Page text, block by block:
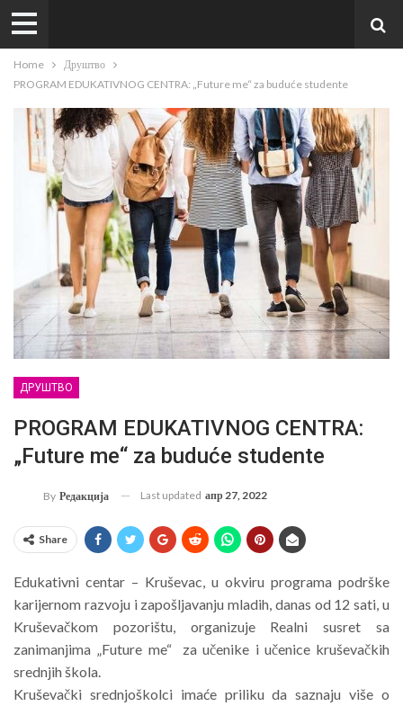
Home
Друштво
PROGRAM EDUKATIVNOG CENTRA: „Future me“ za buduće studente
ДРУШТВО
PROGRAM EDUKATIVNOG CENTRA:
„Future me“ za buduće studente
By Редакција Last updated апр 27, 2022
Share
Edukativni centar – Kruševac, u okviru programa podrške
karijernom razvoju i zapošljavanju mladih, danas od 12 sati, u
Kruševačkom pozorištu, organizuje Realni susret sa
zanimanjima „Future me“ za učenike i učenice kruševačkih
srednjih škola.
Kruševački srednjoškolci imaće priliku da saznaju više o